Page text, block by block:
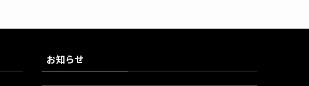
お知らせ